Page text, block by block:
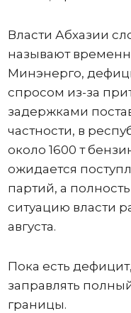
Власти Абхазии
называют
Минэнерго,
спросом из-за
задержками
частности, в
около 1600 т
ожидается
партий, а
ситуацию власти
августа.
Пока есть
заправлять
границы.